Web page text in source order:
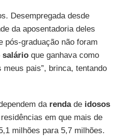
Desempregada desde
da aposentadoria deles
pós-graduação não foram
salárioque ganhava como
pais”, brinca, tentando
da rendade idosos
em que mais de
milhões para 5,7 milhões.